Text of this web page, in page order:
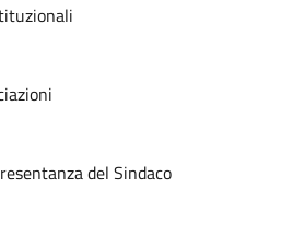
del Sindaco